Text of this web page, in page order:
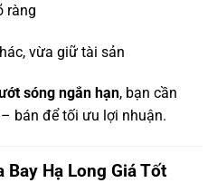
ràng
vừa giữ tài sản
sóng ngắn hạn, bạn cần
bán để tối ưu lợi nhuận.
Bay Hạ Long Giá Tốt